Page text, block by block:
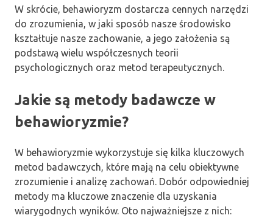
W skrócie, behawioryzm dostarcza cennych narzędzi
do zrozumienia, w jaki sposób nasze środowisko
kształtuje nasze zachowanie, a jego założenia są
podstawą wielu współczesnych teorii
psychologicznych oraz metod terapeutycznych.
Jakie są metody badawcze w
behawioryzmie?
W behawioryzmie wykorzystuje się kilka kluczowych
metod badawczych, które mają na celu obiektywne
zrozumienie i analizę zachowań. Dobór odpowiedniej
metody ma kluczowe znaczenie dla uzyskania
wiarygodnych wyników. Oto najważniejsze z nich: